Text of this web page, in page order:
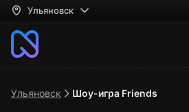
Ульяновск
Ульяновск Шоу-игра Friends